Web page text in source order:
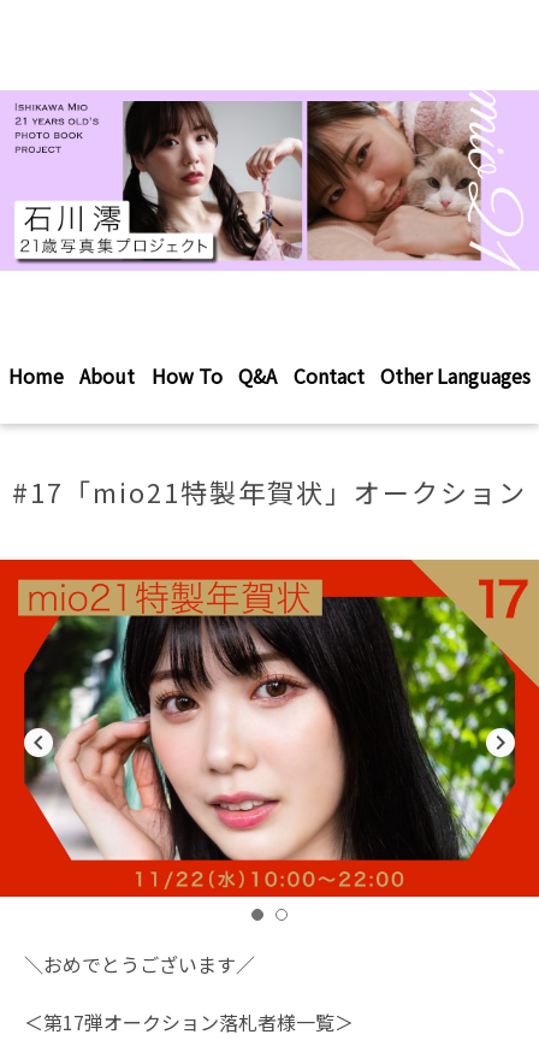
Home About How To Q&A Contact Other Languages
#17「mio21特製年賀状」オークション
navigate_before navigate_next
＼おめでとうございます／
＜第17弾オークション落札者様一覧＞